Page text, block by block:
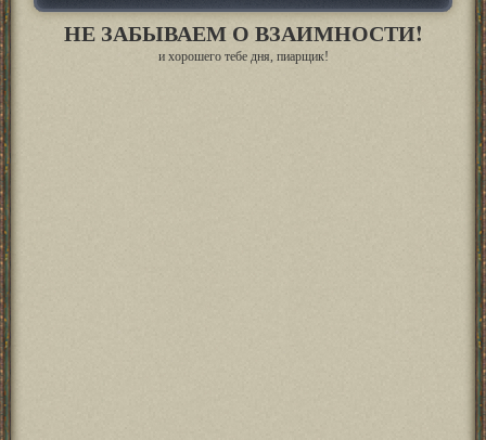
НЕ ЗАБЫВАЕМ О ВЗАИМНОСТИ!
и хорошего тебе дня, пиарщик!